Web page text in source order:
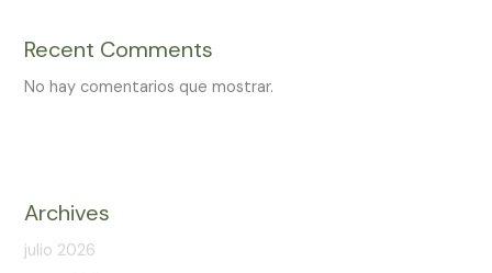
Recent Comments
No hay comentarios que mostrar.
Archives
julio 2026